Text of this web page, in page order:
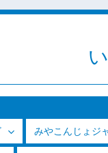
みやこんじょジ